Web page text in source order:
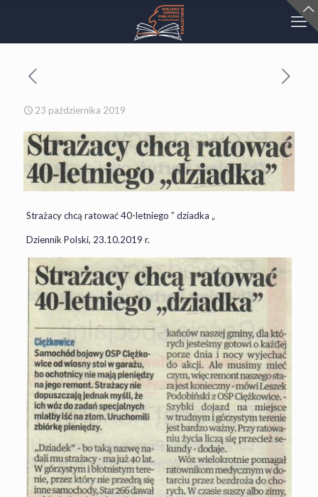
23 października 2019
Strażacy chcą ratować 40-letniego ” dziadka „
Dziennik Polski, 23.10.2019 r.